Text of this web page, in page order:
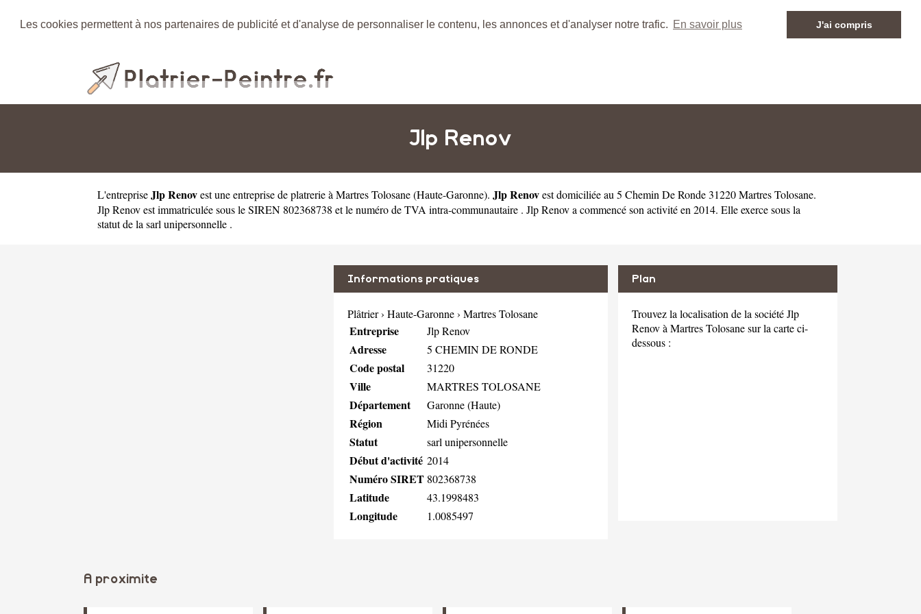
Les cookies permettent à nos partenaires de publicité et d'analyse de personnaliser le contenu, les annonces et d'analyser notre trafic. En savoir plus J'ai compris
Jlp Renov
L'entrepriseJlp Renovest uneentreprise de platrerie à Martres Tolosane(Haute-Garonne). Jlp Renovest domiciliée au 5 Chemin De Ronde 31220 Martres Tolosane.
Jlp Renov est immatriculée sous le SIREN 802368738 et le numéro de TVA intra-communautaire . Jlp Renov a commencé son activité en 2014. Elle exerce sous la
statut de la sarl unipersonnelle .
Informations pratiques
Plâtrier› Haute-Garonne› Martres Tolosane
Entreprise Jlp Renov
Adresse 5 CHEMIN DE RONDE
Code postal 31220
Ville MARTRES TOLOSANE
Département Garonne (Haute)
Région Midi Pyrénées
Statut sarl unipersonnelle
Début d'activité 2014
Numéro SIRET 802368738
Latitude 43.1998483
Longitude 1.0085497
Plan
Trouvez la localisation de la société Jlp
Renov à Martres Tolosane sur la carte ci-
dessous :
A proximite